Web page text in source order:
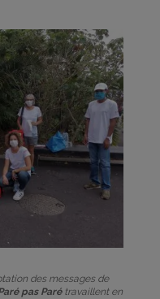
des messages de
pas Paré travaillent en